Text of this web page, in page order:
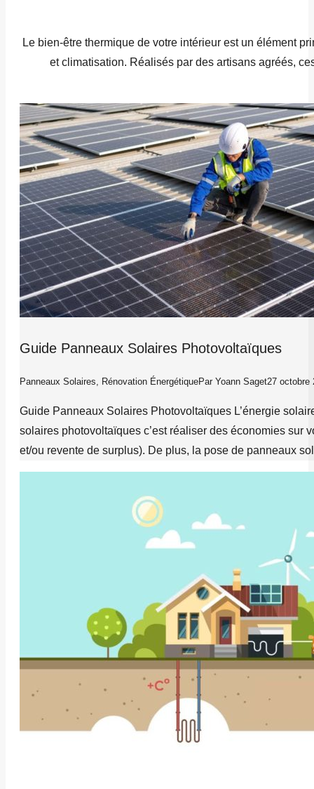
Le bien-être thermique de votre intérieur est un élément
et climatisation. Réalisés par des artisans agréés,
Guide Panneaux Solaires Photovoltaïques
Panneaux Solaires, Rénovation ÉnergétiquePar Yoann Saget27 octobre
Guide Panneaux Solaires Photovoltaïques L’énergie
solaires photovoltaïques c’est réaliser des économies sur
et/ou revente de surplus). De plus, la pose de panneaux